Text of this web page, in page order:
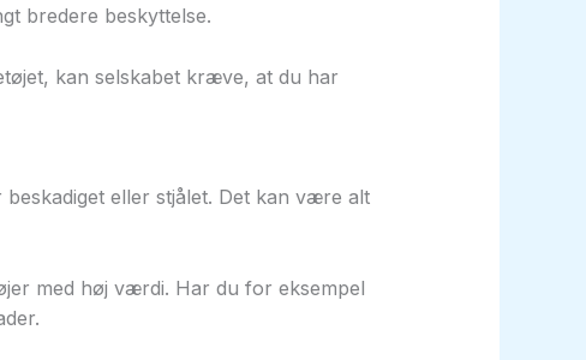
bredere beskyttelse.
kan selskabet kræve, at du har
eller stjålet. Det kan være alt
med høj værdi. Har du for eksempel